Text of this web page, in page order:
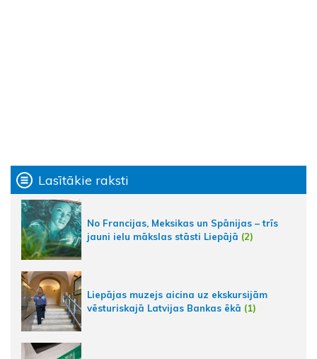
Lasītākie raksti
No Francijas, Meksikas un Spānijas – trīs
jauni ielu mākslas stāsti Liepājā (2)
Liepājas muzejs aicina uz ekskursijām
vēsturiskajā Latvijas Bankas ēkā (1)